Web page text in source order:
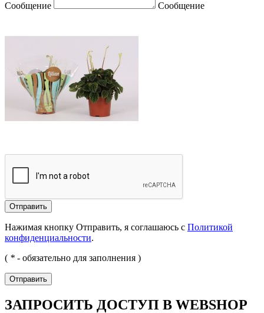
Сообщение Сообщение
Отправить
Нажимая кнопку Отправить, я соглашаюсь с Политикой
конфиденциальности.
( * - обязательно для заполнения )
Отправить
ЗАПРОСИТЬ ДОСТУП В WEBSHOP